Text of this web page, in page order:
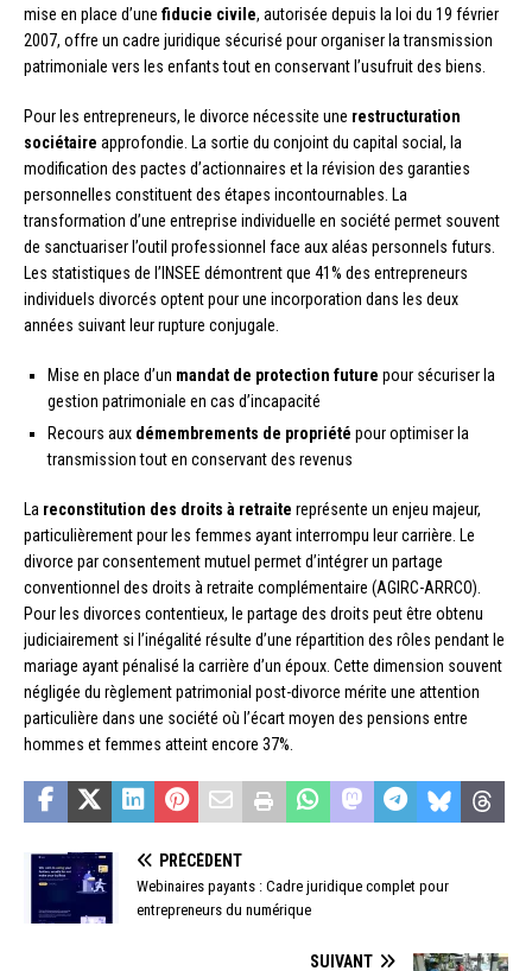
mise en place d’une fiducie civile, autorisée depuis la loi du 19 février
2007, offre un cadre juridique sécurisé pour organiser la transmission
patrimoniale vers les enfants tout en conservant l’usufruit des biens.
Pour les entrepreneurs, le divorce nécessite une restructuration
sociétaire approfondie. La sortie du conjoint du capital social, la
modification des pactes d’actionnaires et la révision des garanties
personnelles constituent des étapes incontournables. La
transformation d’une entreprise individuelle en société permet souvent
de sanctuariser l’outil professionnel face aux aléas personnels futurs.
Les statistiques de l’INSEE démontrent que 41% des entrepreneurs
individuels divorcés optent pour une incorporation dans les deux
années suivant leur rupture conjugale.
Mise en place d’un mandat de protection future pour sécuriser la
gestion patrimoniale en cas d’incapacité
Recours aux démembrements de propriété pour optimiser la
transmission tout en conservant des revenus
La reconstitution des droits à retraite représente un enjeu majeur,
particulièrement pour les femmes ayant interrompu leur carrière. Le
divorce par consentement mutuel permet d’intégrer un partage
conventionnel des droits à retraite complémentaire (AGIRC-ARRCO).
Pour les divorces contentieux, le partage des droits peut être obtenu
judiciairement si l’inégalité résulte d’une répartition des rôles pendant le
mariage ayant pénalisé la carrière d’un époux. Cette dimension souvent
négligée du règlement patrimonial post-divorce mérite une attention
particulière dans une société où l’écart moyen des pensions entre
hommes et femmes atteint encore 37%.
PRÉCÉDENT
Webinaires payants : Cadre juridique complet pour
entrepreneurs du numérique
SUIVANT